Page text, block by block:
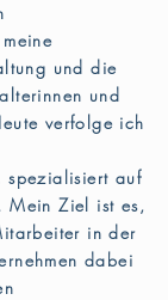
und die
und
verfolge ich
spezialisiert auf
Mein Ziel ist es,
in der
dabei